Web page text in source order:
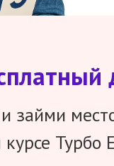
займи
Турбо